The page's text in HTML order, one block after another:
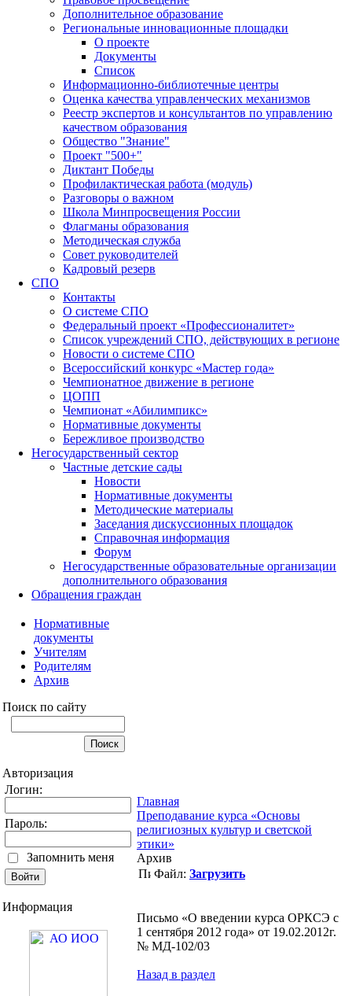
Дополнительное образование
Региональные инновационные площадки
О проекте
Документы
Список
Информационно-библиотечные центры
Оценка качества управленческих механизмов
Реестр экспертов и консультантов по управлению
качеством образования
Общество "Знание"
Проект "500+"
Диктант Победы
Профилактическая работа (модуль)
Разговоры о важном
Школа Минпросвещения России
Флагманы образования
Методическая служба
Совет руководителей
Кадровый резерв
СПО
Контакты
О системе СПО
Федеральный проект «Профессионалитет»
Список учреждений СПО, действующих в регионе
Новости о системе СПО
Всероссийский конкурс «Мастер года»
Чемпионатное движение в регионе
ЦОПП
Чемпионат «Абилимпикс»
Нормативные документы
Бережливое производство
Негосударственный сектор
Частные детские сады
Новости
Нормативные документы
Методические материалы
Заседания дискуссионных площадок
Справочная информация
Форум
Негосударственные образовательные организации
дополнительного образования
Обращения граждан
Нормативные
документы
Учителям
Родителям
Архив
Поиск по сайту
Авторизация
Логин:
Пароль:
Запомнить меня
Информация
Главная
Преподавание курса «Основы
религиозных культур и светской
этики»
Архив
Файл: Загрузить
Письмо «О введении курса ОРКСЭ с
1 сентября 2012 года» от 19.02.2012г.
№ МД-102/03
Назад в раздел